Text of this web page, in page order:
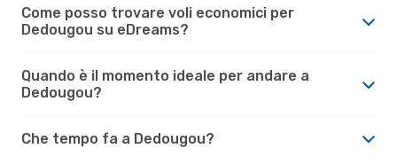
Come posso trovare voli economici per
Dedougou su eDreams?
Quando è il momento ideale per andare a
Dedougou?
Che tempo fa a Dedougou?